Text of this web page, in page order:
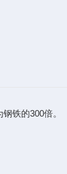
铁的300倍。